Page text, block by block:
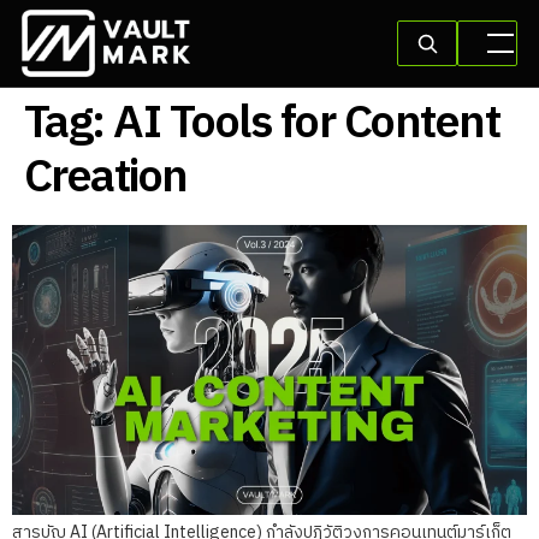
Tag:AI Tools for Content
Creation
สารบัญ AI (Artificial Intelligence) กำลังปฏิวัติวงการคอนเทนต์มาร์เก็ต